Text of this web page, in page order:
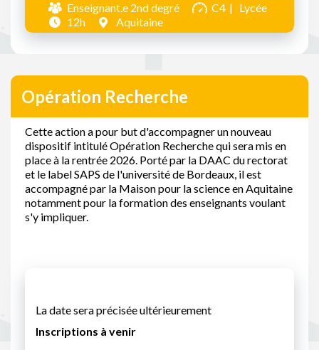
Enseignant.e 2nd degré C4
Lycée
12h
Aquitaine
Opération Recherche
Cette action a pour but d'accompagner un nouveau
dispositif intitulé Opération Recherche qui sera mis en
place à la rentrée 2026. Porté par la DAAC du rectorat
et le label SAPS de l'université de Bordeaux, il est
accompagné par la Maison pour la science en Aquitaine
notamment pour la formation des enseignants voulant
s'y impliquer.
La date sera précisée ultérieurement
Inscriptions à venir